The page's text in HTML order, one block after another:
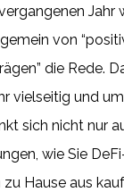
Jahr
von
die Rede.
vielseitig und
sich nicht nur
wie Sie
Hause aus